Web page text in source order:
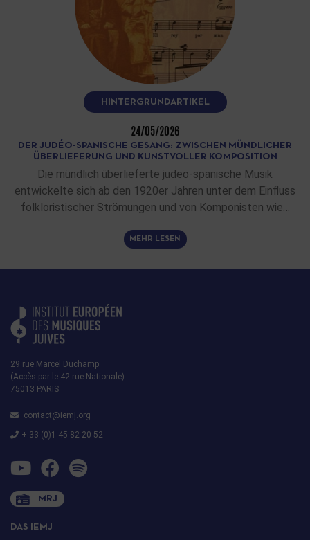
HINTERGRUNDARTIKEL
24/05/2026
DER JUDÉO-SPANISCHE GESANG: ZWISCHEN MÜNDLICHER
ÜBERLIEFERUNG UND KUNSTVOLLER KOMPOSITION
Die mündlich überlieferte judeo-spanische Musik
entwickelte sich ab den 1920er Jahren unter dem Einfluss
folkloristischer Strömungen und von Komponisten wie…
MEHR LESEN
29 rue Marcel Duchamp
(Accès par le 42 rue Nationale)
75013 PARIS
contact@iemj.org
+ 33 (0)1 45 82 20 52
MRJ
DAS IEMJ